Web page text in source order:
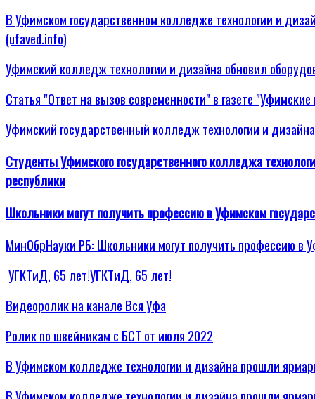
В Уфимском государственном колледже технологии и
(ufaved.info)
Уфимский колледж технологии и дизайна обновил
Статья "Ответ на вызов современности" в газете
Уфимский государственный колледж технологии и
Студенты Уфимского государственного колледжа
республики
Школьники могут получить профессию в Уфимском
МинОбрНауки РБ: Школьники могут получить профессию в
УГКТиД, 65 лет!УГКТиД, 65 лет!
Видеоролик на канале Вся Уфа
Ролик по швейникам с БСТ от июля 2022
В Уфимском колледже технологии и дизайна прошли